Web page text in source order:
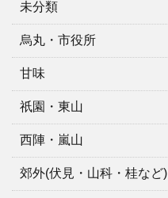
未分類
烏丸・市役所
甘味
祇園・東山
西陣・嵐山
郊外(伏見・山科・桂など)